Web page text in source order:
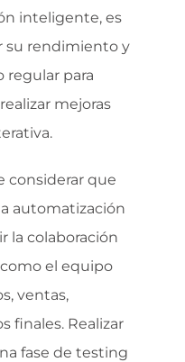
inteligente, es
su rendimiento y
regular para
mejoras
considerar que
automatización
la colaboración
el equipo
ventas,
finales. Realizar
fase de testing